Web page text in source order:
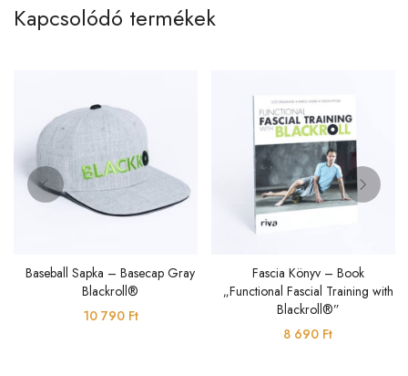
Kapcsolódó termékek
Baseball Sapka – Basecap Gray
Blackroll®
10 790 Ft
Fascia Könyv – Book
„Functional Fascial Training with
Blackroll®”
8 690 Ft